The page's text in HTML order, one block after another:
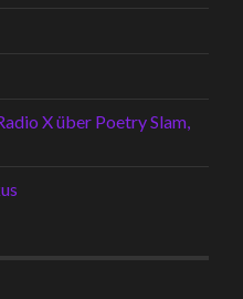
X über Poetry Slam,